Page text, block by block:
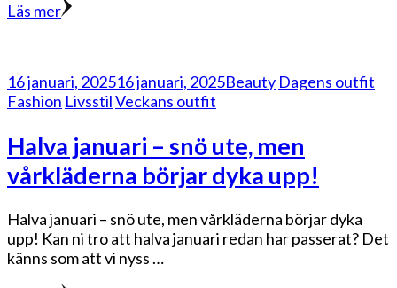
Läs mer
16 januari, 202516 januari, 2025Beauty Dagens outfit
Fashion LivsstilVeckans outfit
Halva januari – snö ute, men
vårkläderna börjar dyka upp!
Halva januari – snö ute, men vårkläderna börjar dyka
upp! Kan ni tro att halva januari redan har passerat? Det
känns som att vi nyss …